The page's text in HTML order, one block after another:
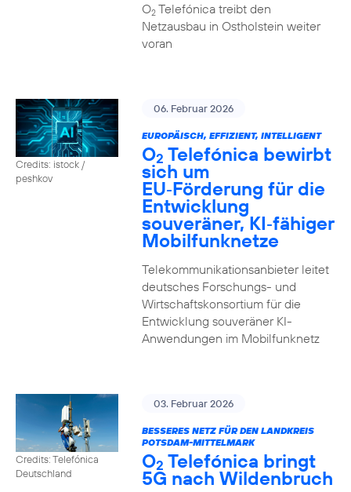
O2Telefónica treibt den
Netzausbau in Ostholstein weiter
voran
Credits: istock /
peshkov
06. Februar 2026
EUROPÄISCH, EFFIZIENT, INTELLIGENT
O2 Telefónica bewirbt
sich um
EU‑Förderung für die
Entwicklung
souveräner, KI‑fähiger
Mobilfunknetze
Telekommunikationsanbieter leitet
deutsches Forschungs- und
Wirtschaftskonsortium für die
Entwicklung souveräner KI-
Anwendungen im Mobilfunknetz
Credits: Telefónica
Deutschland
03. Februar 2026
BESSERES NETZ FÜR DEN LANDKREIS
POTSDAM-MITTELMARK
O2 Telefónica bringt
5G nach Wildenbruch